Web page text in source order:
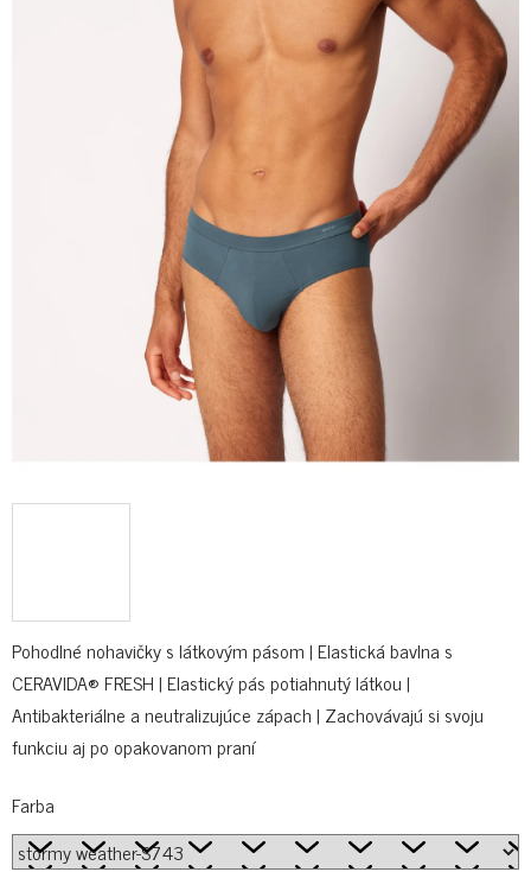
Pohodlné nohavičky s látkovým pásom | Elastická bavlna s
CERAVIDA® FRESH | Elastický pás potiahnutý látkou |
Antibakteriálne a neutralizujúce zápach | Zachovávajú si svoju
funkciu aj po opakovanom praní
Farba